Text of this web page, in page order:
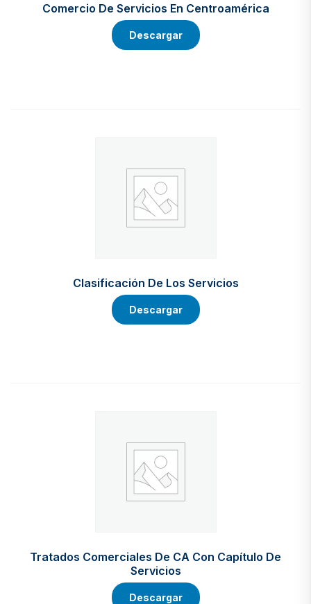
Comercio De Servicios En Centroamérica
Descargar
Clasificación De Los Servicios
Descargar
Tratados Comerciales De CA Con Capítulo De
Servicios
Descargar